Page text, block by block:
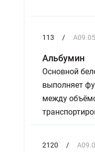
113 /
Альбумин
Основной
выполняет
между
2120 /